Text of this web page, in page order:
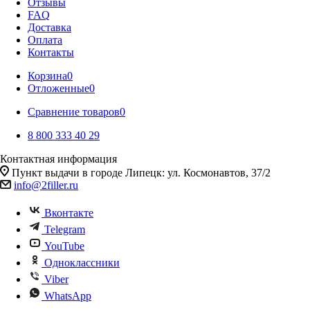
Отзывы
FAQ
Доставка
Оплата
Контакты
Корзина0
Отложенные0
Сравнение товаров0
8 800 333 40 29
Контактная информация
Пункт выдачи в городе Липецк: ул. Космонавтов, 37/2
info@2filler.ru
Вконтакте
Telegram
YouTube
Одноклассники
Viber
WhatsApp